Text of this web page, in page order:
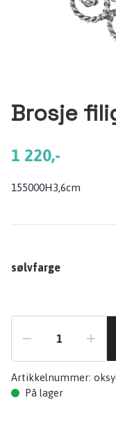
Brosje
1 220,-
155000H3,6cm
sølvfarge
Artikkelnummer:
På lager